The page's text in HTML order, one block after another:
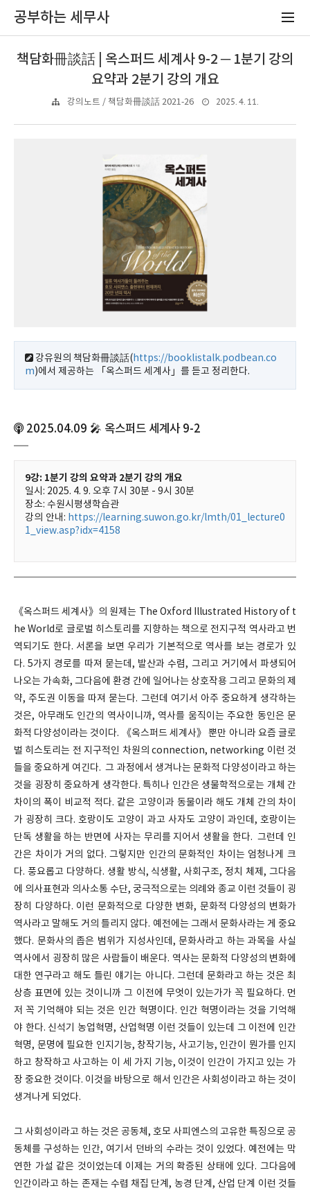
공부하는 세무사
책담화冊談話 | 옥스퍼드 세계사 9-2 ─ 1분기 강의
요약과 2분기 강의 개요
강의노트 / 책담화冊談話 2021-26 2025. 4. 11.
강유원의 책담화冊談話( https://booklistalk.podbean.co
m)에서 제공하는 「옥스퍼드 세계사」를 듣고 정리한다.
2025.04.09 🎤 옥스퍼드 세계사 9-2
9강: 1분기 강의 요약과 2분기 강의 개요
일시: 2025. 4. 9. 오후 7시 30분 - 9시 30분
장소: 수원시평생학습관
강의 안내: https://learning.suwon.go.kr/lmth/01_lecture0
1_view.asp?idx=4158
《옥스퍼드 세계사》의 원제는 The Oxford Illustrated History of t
he World로 글로벌 히스토리를 지향하는 책으로 전지구적 역사라고 번
역되기도 한다. 서론을 보면 우리가 기본적으로 역사를 보는 경로가 있
다. 5가지 경로를 따져 묻는데, 발산과 수렴, 그리고 거기에서 파생되어
나오는 가속화, 그다음에 환경 간에 일어나는 상호작용 그리고 문화의 제
약, 주도권 이동을 따져 묻는다. 그런데 여기서 아주 중요하게 생각하는
것은, 아무래도 인간의 역사이니까, 역사를 움직이는 주요한 동인은 문
화적 다양성이라는 것이다. 《옥스퍼드 세계사》 뿐만 아니라 요즘 글로
벌 히스토리는 전 지구적인 차원의 connection, networking 이런 것
들을 중요하게 여긴다. 그 과정에서 생겨나는 문화적 다양성이라고 하는
것을 굉장히 중요하게 생각한다. 특히나 인간은 생물학적으로는 개체 간
차이의 폭이 비교적 적다. 같은 고양이과 동물이라 해도 개체 간의 차이
가 굉장히 크다. 호랑이도 고양이 과고 사자도 고양이 과인데, 호랑이는
단독 생활을 하는 반면에 사자는 무리를 지어서 생활을 한다. 그런데 인
간은 차이가 거의 없다. 그렇지만 인간의 문화적인 차이는 엄청나게 크
다. 풍요롭고 다양하다. 생활 방식, 식생활, 사회구조, 정치 체제, 그다음
에 의사표현과 의사소통 수단, 궁극적으로는 의례와 종교 이런 것들이 굉
장히 다양하다. 이런 문화적으로 다양한 변화, 문화적 다양성의 변화가
역사라고 말해도 거의 틀리지 않다. 예전에는 그래서 문화사라는 게 중요
했다. 문화사의 좁은 범위가 지성사인데, 문화사라고 하는 과목을 사실
역사에서 굉장히 많은 사람들이 배운다. 역사는 문화적 다양성의 변화에
대한 연구라고 해도 틀린 얘기는 아니다. 그런데 문화라고 하는 것은 최
상층 표면에 있는 것이니까 그 이전에 무엇이 있는가가 꼭 필요하다. 먼
저 꼭 기억해야 되는 것은 인간 혁명이다. 인간 혁명이라는 것을 기억해
야 한다. 신석기 농업혁명, 산업혁명 이런 것들이 있는데 그 이전에 인간
혁명, 문명에 필요한 인지기능, 창작기능, 사고기능, 인간이 뭔가를 인지
하고 창작하고 사고하는 이 세 가지 기능, 이것이 인간이 가지고 있는 가
장 중요한 것이다. 이것을 바탕으로 해서 인간은 사회성이라고 하는 것이
생겨나게 되었다.
그 사회성이라고 하는 것은 공동체, 호모 사피엔스의 고유한 특징으로 공
동체를 구성하는 인간, 여기서 던바의 수라는 것이 있었다. 예전에는 막
연한 가설 같은 것이었는데 이제는 거의 확증된 상태에 있다. 그다음에
인간이라고 하는 존재는 수렵 채집 단계, 농경 단계, 산업 단계 이런 것들